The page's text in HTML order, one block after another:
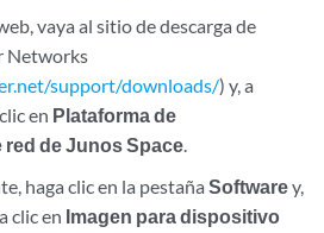
vaya al sitio de descarga de
Networks
support/downloads/) y, a
en Plataforma de
de Junos Space.
haga clic en la pestañaSoftwarey,
clic en Imagen para dispositivo